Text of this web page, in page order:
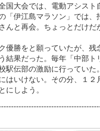
国大会では、電動アシスト
「伊江島マラソン」では
んと再会。ちょっとだけだ
優勝をと願っていたが、残
結果だった。毎年「中部
駅伝部の激励に行っていた
はいけない。その分、１
にしよう。